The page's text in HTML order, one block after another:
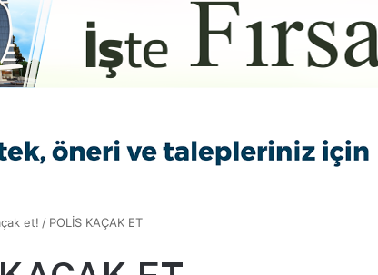
et! / POLİS KAÇAK ET